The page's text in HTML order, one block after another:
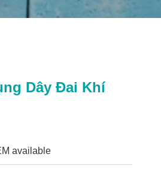
Dây Đai Khí
available